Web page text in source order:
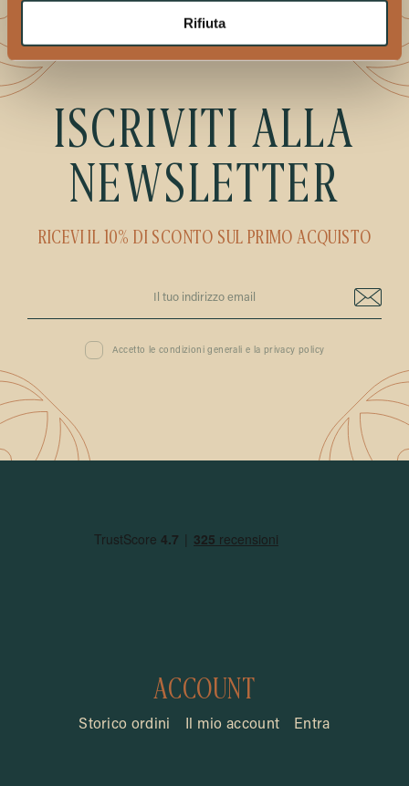
Rifiuta
ISCRIVITI ALLA
NEWSLETTER
RICEVI IL 10% DI SCONTO SUL PRIMO ACQUISTO
Accetto le condizioni generali e la privacy policy
ACCOUNT
Storico ordini Il mio account Entra